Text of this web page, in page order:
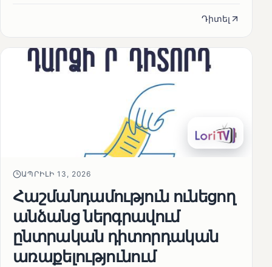
Դիտել
ԱՊՐԻԼԻ 13, 2026
Հաշմանդամություն ունեցող
անձանց ներգրավում
ընտրական դիտորդական
առաքելությունում